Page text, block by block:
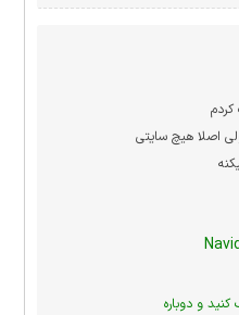
ولی اصلا هیچ سایتی
کنید و دوباره